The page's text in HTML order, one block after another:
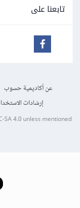
تابعنا على
عن أكاديمية حسوب
إرشادات
SA 4.0unless mentioned